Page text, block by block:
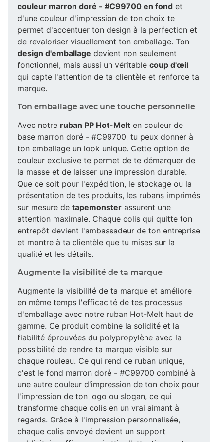
couleur marron doré - #C99700 en fond et
d'une couleur d'impression de ton choix te
permet d'accentuer ton design à la perfection et
de revaloriser visuellement ton emballage. Ton
design d'emballage devient non seulement
fonctionnel, mais aussi un véritable coup d'œil
qui capte l'attention de ta clientèle et renforce ta
marque.
Ton emballage avec une touche personnelle
Avec notre ruban PP Hot-Melt en couleur de
base marron doré - #C99700, tu peux donner à
ton emballage un look unique. Cette option de
couleur exclusive te permet de te démarquer de
la masse et de laisser une impression durable.
Que ce soit pour l'expédition, le stockage ou la
présentation de tes produits, les rubans imprimés
sur mesure de tapemonster assurent une
attention maximale. Chaque colis qui quitte ton
entrepôt devient l'ambassadeur de ton entreprise
et montre à ta clientèle que tu mises sur la
qualité et les détails.
Augmente la visibilité de ta marque
Augmente la visibilité de ta marque et améliore
en même temps l'efficacité de tes processus
d'emballage avec notre ruban Hot-Melt haut de
gamme. Ce produit combine la solidité et la
fiabilité éprouvées du polypropylène avec la
possibilité de rendre ta marque visible sur
chaque rouleau. Ce qui rend ce ruban unique,
c'est le fond marron doré - #C99700 combiné à
une autre couleur d'impression de ton choix pour
l'impression de ton logo ou slogan, ce qui
transforme chaque colis en un vrai aimant à
regards. Grâce à l'impression personnalisée,
chaque colis envoyé devient un support